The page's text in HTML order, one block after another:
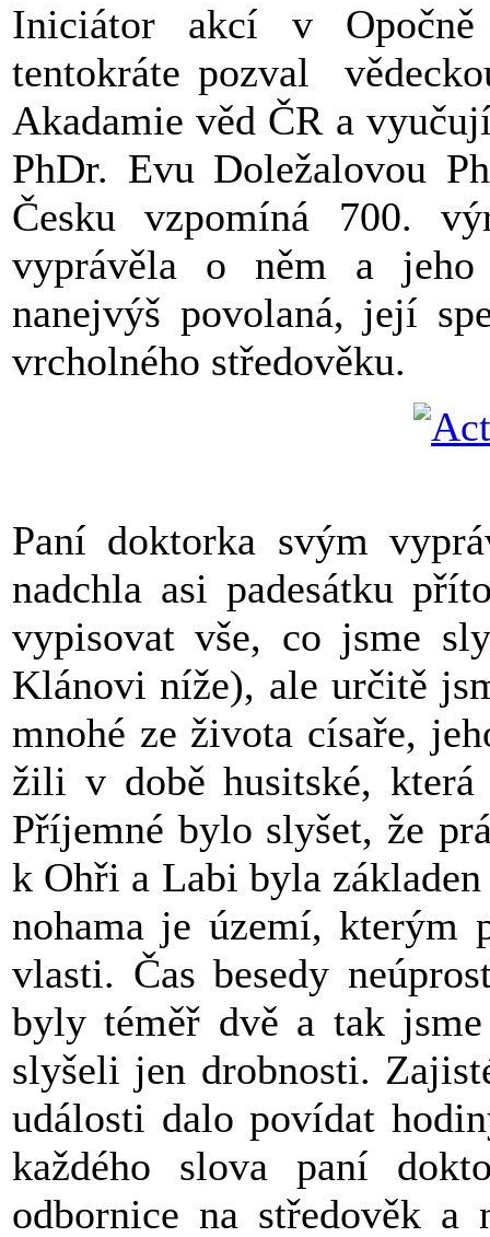
Iniciátor akcí v
tentokráte pozval
Akadamie věd ČR a
PhDr. Evu Doležalovou
Česku vzpomíná 700.
vyprávěla o něm a
nanejvýš povolaná, její
vrcholného středověku.
Paní doktorka svým
nadchla asi padesátku
vypisovat vše, co jsme
Klánovi níže), ale určitě
mnohé ze života císaře,
žili v době husitské,
Příjemné bylo slyšet, že
k Ohři a Labi byla
nohama je území, kterým
vlasti. Čas besedy
byly téměř dvě a tak
slyšeli jen drobnosti.
události dalo povídat
každého slova paní
odbornice na středověk